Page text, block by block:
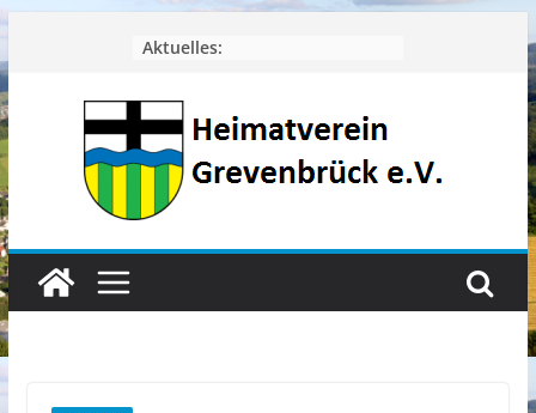
Zum
Inhalt
springen
Aktuelles: